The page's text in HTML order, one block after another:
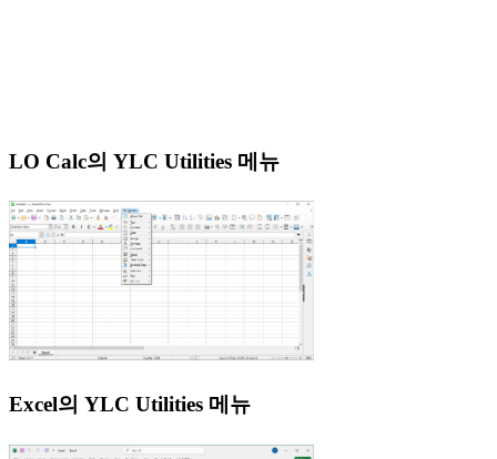
LO Calc의 YLC Utilities 메뉴
Excel의 YLC Utilities 메뉴